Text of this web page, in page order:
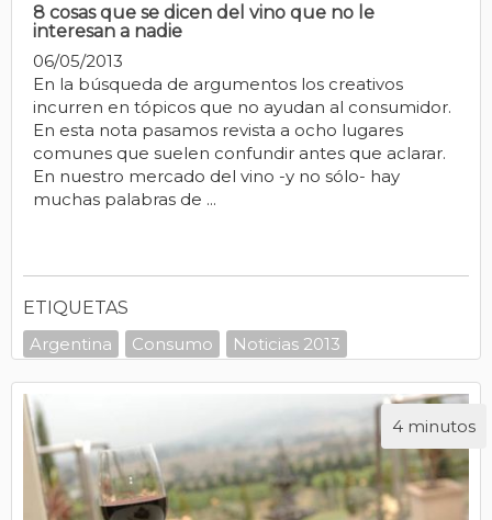
8 cosas que se dicen del vino que no le
interesan a nadie
06/05/2013
En la búsqueda de argumentos los creativos
incurren en tópicos que no ayudan al consumidor.
En esta nota pasamos revista a ocho lugares
comunes que suelen confundir antes que aclarar.
En nuestro mercado del vino -y no sólo- hay
muchas palabras de ...
ETIQUETAS
Argentina
Consumo Noticias 2013
4 minutos